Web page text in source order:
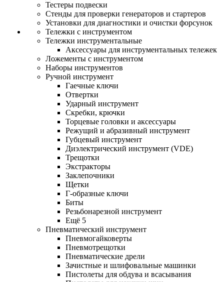
Тестеры подвески
Стенды для проверки генераторов и стартеров
Установки для диагностики и очистки форсунок
Тележки с инструментом
Тележки инструментальные
Аксессуары для инструментальных тележек
Ложементы с инструментом
Наборы инструментов
Ручной инструмент
Гаечные ключи
Отвертки
Ударный инструмент
Скребки, крючки
Торцевые головки и аксессуары
Режущий и абразивный инструмент
Губцевый инструмент
Диэлектрический инструмент (VDE)
Трещотки
Экстракторы
Заклепочники
Щетки
Г-образные ключи
Биты
Резьбонарезной инструмент
Ещё 5
Пневматический инструмент
Пневмогайковерты
Пневмотрещотки
Пневматические дрели
Зачистные и шлифовальные машинки
Пистолеты для обдува и всасывания